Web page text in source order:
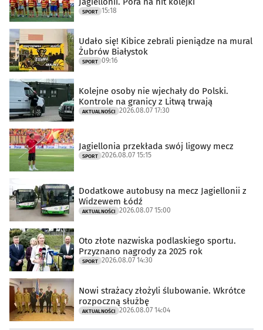
SPORT 15:18
Udało się! Kibice zebrali pieniądze na mural
Żubrów Białystok
SPORT 09:16
Kolejne osoby nie wjechały do Polski.
Kontrole na granicy z Litwą trwają
AKTUALNOŚCI 2026.08.07 17:30
Jagiellonia przekłada swój ligowy mecz
SPORT 2026.08.07 15:15
Dodatkowe autobusy na mecz Jagiellonii z
Widzewem Łódź
AKTUALNOŚCI 2026.08.07 15:00
Oto złote nazwiska podlaskiego sportu.
Przyznano nagrody za 2025 rok
SPORT 2026.08.07 14:30
Nowi strażacy złożyli ślubowanie. Wkrótce
rozpoczną służbę
AKTUALNOŚCI 2026.08.07 14:04